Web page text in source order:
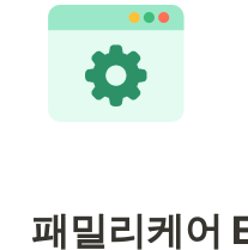
패밀리케어